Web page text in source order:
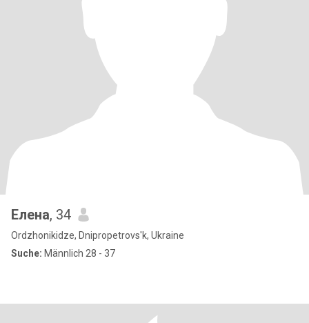
Елена, 34
Ordzhonikidze, Dnipropetrovs'k, Ukraine
Suche: Männlich 28 - 37